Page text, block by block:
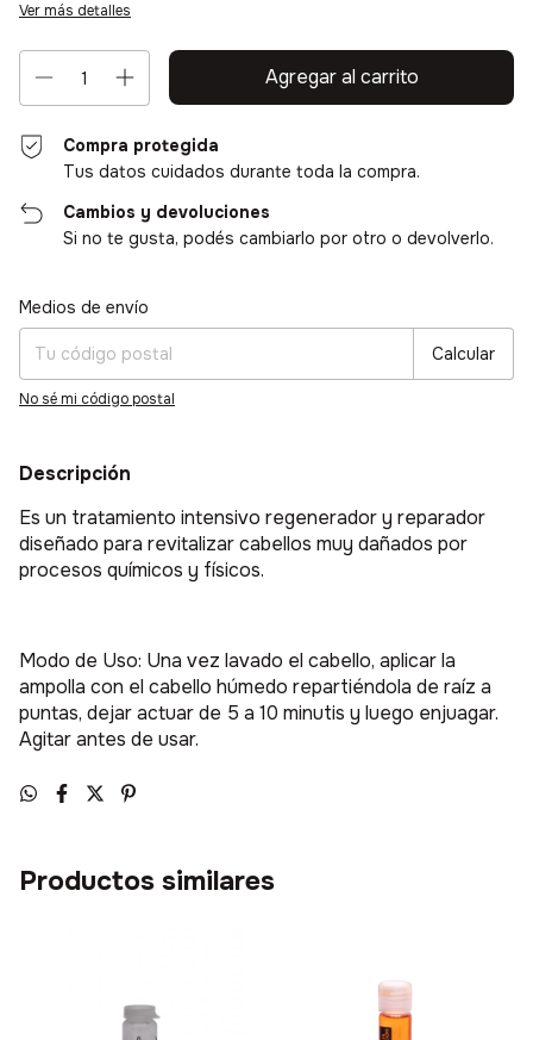
Ver más detalles
Compra protegida
Tus datos cuidados durante toda la compra.
Cambios y devoluciones
Si no te gusta, podés cambiarlo por otro o devolverlo.
Entregas para el CP:
Medios de envío
Calcular
No sé mi código postal
Descripción
Es un tratamiento intensivo regenerador y reparador
diseñado para revitalizar cabellos muy dañados por
procesos químicos y físicos.
Modo de Uso: Una vez lavado el cabello, aplicar la
ampolla con el cabello húmedo repartiéndola de raíz a
puntas, dejar actuar de 5 a 10 minutis y luego enjuagar.
Agitar antes de usar.
Productos similares